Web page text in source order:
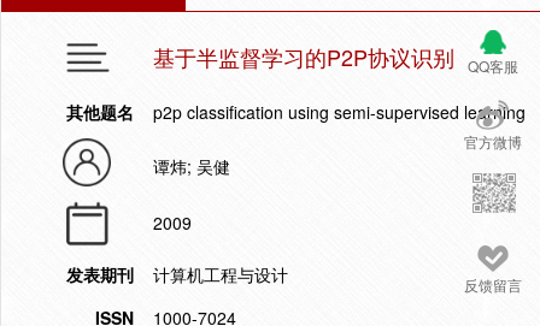
QQ客服
官方微博
反馈留言
基于半监督学习的P2P协议识别
其他题名 p2p classification using semi-supervised learning
谭炜; 吴健
2009
发表期刊
计算机工程与设计
ISSN
1000-7024